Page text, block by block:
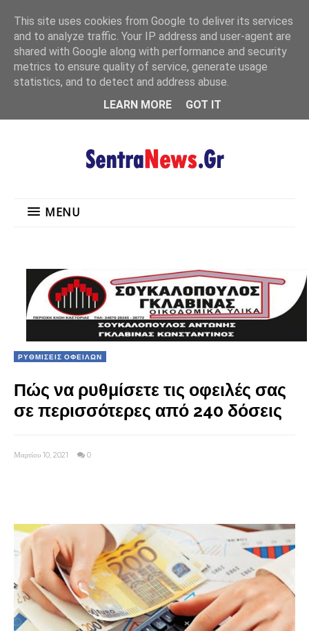
MENU
MENU
ΡΥΘΜΙΣΕΙΣ ΟΦΕΙΛΩΝ
Πώς να ρυθμίσετε τις οφειλές σας
σε περισσότερες από 240 δόσεις
Μαρτίου 10, 2021 0
This site uses cookies from Google to deliver its services
and to analyze traffic. Your IP address and user-agent are
shared with Google along with performance and security
metrics to ensure quality of service, generate usage
statistics, and to detect and address abuse.
LEARN MORE
GOT IT